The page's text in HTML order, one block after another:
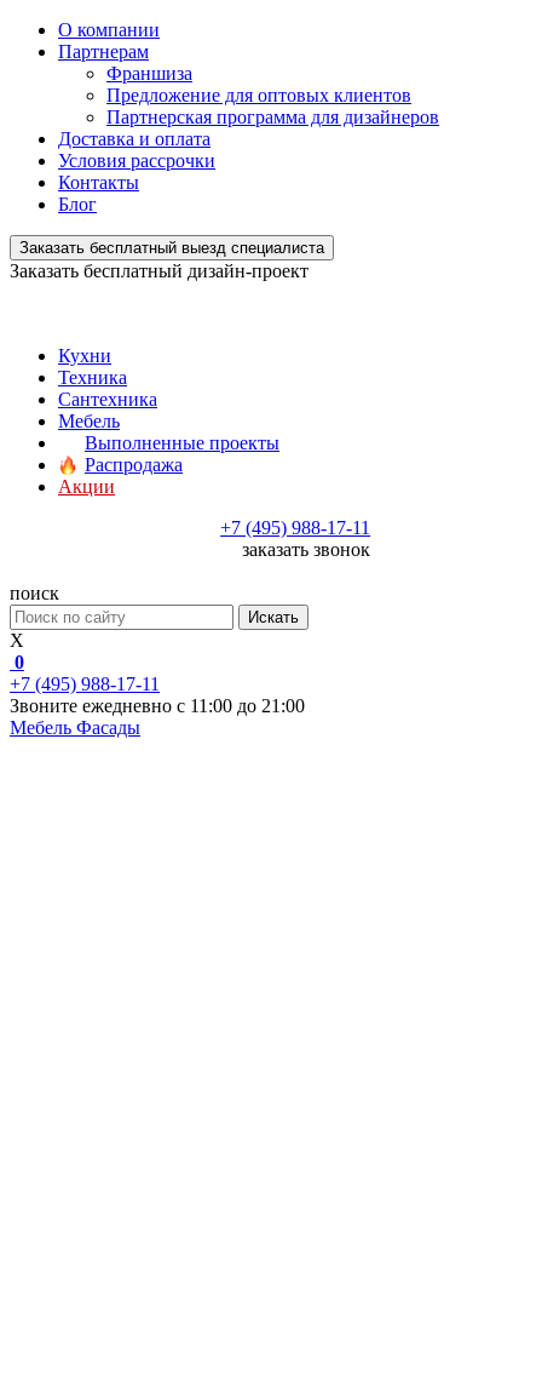
О компании
Партнерам
Франшиза
Предложение для оптовых клиентов
Партнерская программа для дизайнеров
Доставка и оплата
Условия рассрочки
Контакты
Блог
Заказать бесплатный выезд специалиста
Заказать бесплатный дизайн-проект
Кухни
Техника
Сантехника
Мебель
Выполненные проекты
Распродажа
Акции
+7 (495) 988-17-11
заказать звонок
поиск
Искать
X
0
+7 (495) 988-17-11
Звоните ежедневно с 11:00 до 21:00
Мебель Фасады